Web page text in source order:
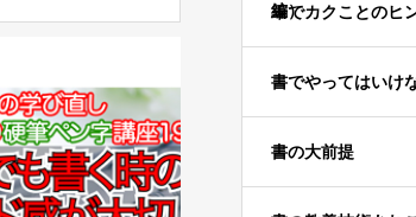
すべき理由
編）
筆でカクことのヒ
書でやってはいけ
書の大前提